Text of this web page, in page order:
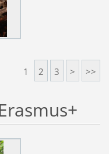
1 2 3 > >>